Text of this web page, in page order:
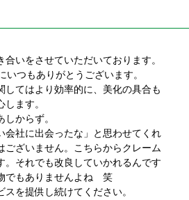
いをさせていただいております。
つもありがとうございます。
てはより効率的に、美化の具合も
ます。
からず。
会社に出会ったな」と思わせてくれ
ございません。こちらからクレーム
。それでも改良していかれるんです
でもありませんよね 笑
を提供し続けてください。